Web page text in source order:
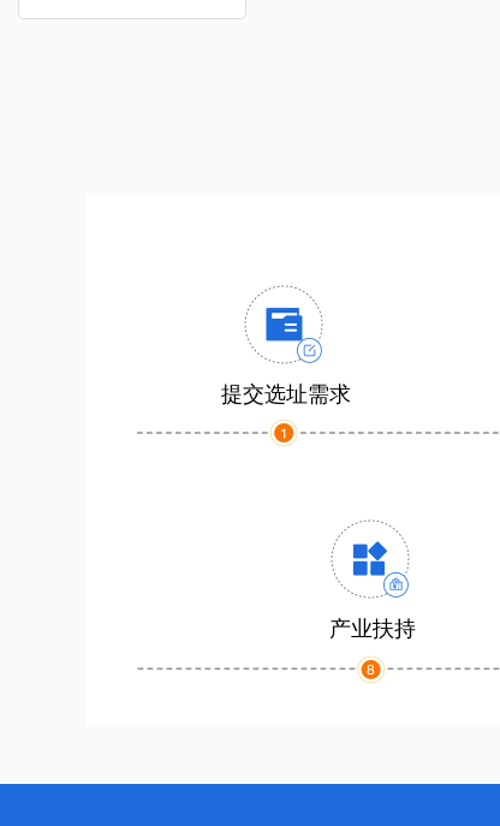
提交选址需求
产业扶持